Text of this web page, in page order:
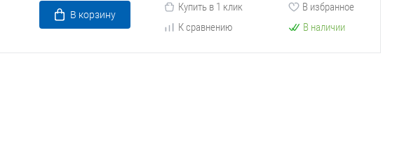
В корзину
Купить в 1 клик
К сравнению
В избранное
В наличии